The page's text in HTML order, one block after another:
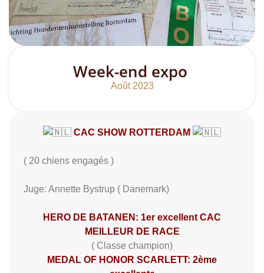
Week-end expo
Août 2023
CAC SHOW ROTTERDAM
( 20 chiens engagés )
Juge: Annette Bystrup ( Danemark)
HERO DE BATANEN: 1er excellent CAC
MEILLEUR DE RACE
( Classe champion)
MEDAL OF HONOR SCARLETT: 2ème